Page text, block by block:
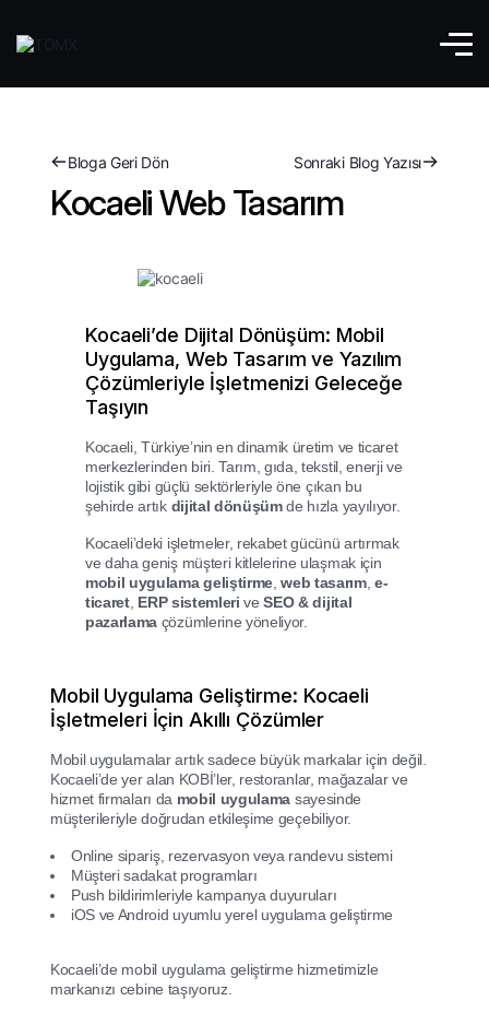
Bloga Geri Dön Sonraki Blog Yazısı
Kocaeli Web Tasarım
Kocaeli’de Dijital Dönüşüm: Mobil
Uygulama, Web Tasarım ve Yazılım
Çözümleriyle İşletmenizi Geleceğe
Taşıyın
Kocaeli, Türkiye’nin en dinamik üretim ve ticaret
merkezlerinden biri. Tarım, gıda, tekstil, enerji ve
lojistik gibi güçlü sektörleriyle öne çıkan bu
şehirde artık dijital dönüşümde hızla yayılıyor.
Kocaeli’deki işletmeler, rekabet gücünü artırmak
ve daha geniş müşteri kitlelerine ulaşmak için
mobil uygulama geliştirme ,web tasarım,e-
ticaret, ERP sistemleri veSEO & dijital
pazarlama çözümlerine yöneliyor.
Mobil Uygulama Geliştirme: Kocaeli
İşletmeleri İçin Akıllı Çözümler
Mobil uygulamalar artık sadece büyük markalar için değil.
Kocaeli’de yer alan KOBİ’ler, restoranlar, mağazalar ve
hizmet firmaları da mobil uygulama sayesinde
müşterileriyle doğrudan etkileşime geçebiliyor.
Online sipariş, rezervasyon veya randevu sistemi
Müşteri sadakat programları
Push bildirimleriyle kampanya duyuruları
iOS ve Android uyumlu yerel uygulama geliştirme
Kocaeli’de mobil uygulama geliştirme hizmetimizle
markanızı cebine taşıyoruz.